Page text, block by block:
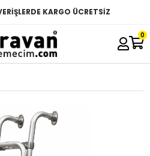
KARGO ÜCRETSİZ
0